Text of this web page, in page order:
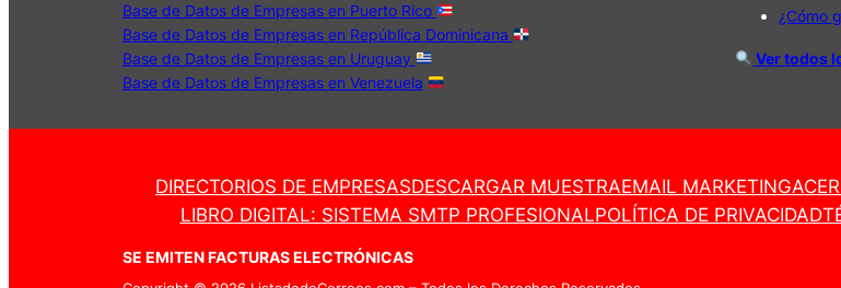
Base de Datos de Empresas en Puerto Rico
Base de Datos de Empresas en República Dominicana
Base de Datos de Empresas en Uruguay
Base de Datos de Empresas en Venezuela
¿Cómo
Ver todos
DIRECTORIOS DE EMPRESASDESCARGAR MUESTRAEMAIL MARKETING
LIBRO DIGITAL: SISTEMA SMTP PROFESIONALPOLÍTICA DE PRIVACIDAD
SE EMITEN FACTURAS ELECTRÓNICAS